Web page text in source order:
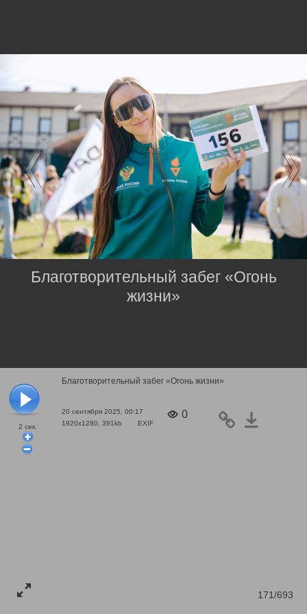
2 сек.
Благотворительный забег «Огонь жизни»
20 сентября 2025, 00:17
1920x1280, 391kb
EXIF
0
171/693
Благотворительный забег «Огонь
жизни»